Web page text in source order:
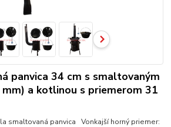
panvica 34 cm s smaltovaným
a kotlinou s priemerom 31
smaltovaná panvica Vonkajší horný priemer: